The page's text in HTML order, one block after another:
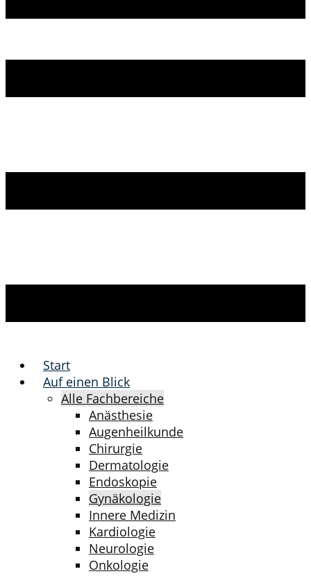
Start
Auf einen Blick
Alle Fachbereiche
Anästhesie
Augenheilkunde
Chirurgie
Dermatologie
Endoskopie
Gynäkologie
Innere Medizin
Kardiologie
Neurologie
Onkologie